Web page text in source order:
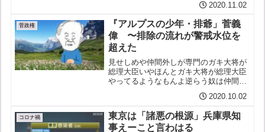
義ここに極まれり日本学術会議の任命拒
否では公務員の人事に関わることなので
などと言って拒否理由の具...
2020.11.02
菅政権
『アルプスの少年・排爺」菅義
偉 〜排除の流れが警戒水位を
超えた
見せしめや仲間外しが専門のガキ大将が
総理大臣いやほんとガキ大将が総理大臣
やってるようなもんよ逆らう奴は仲間外
に反対するなら異動してもらうと言って
首相になりわしに従え、楯突くものは排
除する、と宣言したパンケ...
2020.10.02
コロナ禍
東京は「諸悪の根源」兵庫県知
事えーこと言わはる